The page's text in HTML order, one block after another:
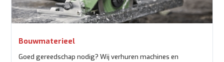
Bouwmaterieel
Goed gereedschap nodig? Wij verhuren machines en